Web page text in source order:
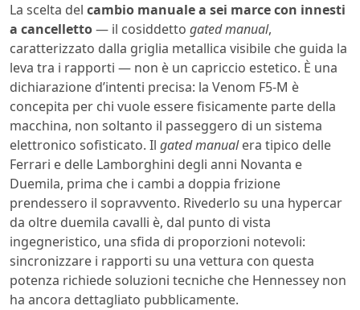
La scelta del cambio manuale a sei marce con innesti
a cancelletto— il cosiddetto gated manual,
caratterizzato dalla griglia metallica visibile che guida la
leva tra i rapporti — non è un capriccio estetico. È una
dichiarazione d’intenti precisa: la Venom F5-M è
concepita per chi vuole essere fisicamente parte della
macchina, non soltanto il passeggero di un sistema
elettronico sofisticato. Il gated manualera tipico delle
Ferrari e delle Lamborghini degli anni Novanta e
Duemila, prima che i cambi a doppia frizione
prendessero il sopravvento. Rivederlo su una hypercar
da oltre duemila cavalli è, dal punto di vista
ingegneristico, una sfida di proporzioni notevoli:
sincronizzare i rapporti su una vettura con questa
potenza richiede soluzioni tecniche che Hennessey non
ha ancora dettagliato pubblicamente.